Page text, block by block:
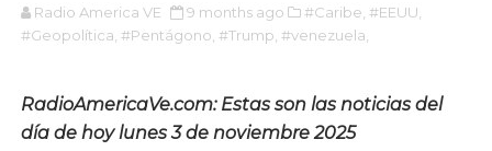
Radio America VE 9 months ago #Caribe, #EEUU,
#Geopolítica, #Pentágono, #Trump, #venezuela,
RadioAmericaVe.com: Estas son las noticias del
día de hoy lunes 3 de noviembre 2025